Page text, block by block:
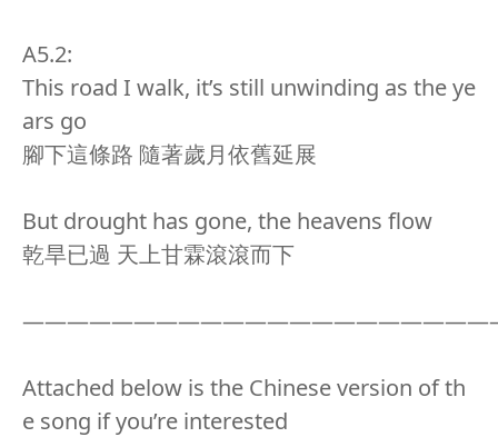
A5.2:
This road I walk, it’s still unwinding as the ye
ars go
腳下這條路 隨著歲月依舊延展
But drought has gone, the heavens flow
乾旱已過 天上甘霖滾滾而下
Attached below is the Chinese version of th
e song if you’re interested